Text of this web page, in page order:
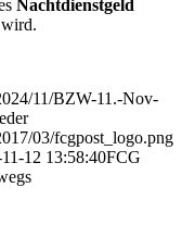
Nachtdienstgeld
11/BZW-11.-Nov-
03/fcgpost_logo.png
12 13:58:40FCG